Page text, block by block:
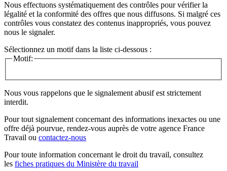
Nous effectuons systématiquement des contrôles pour vérifier la
légalité et la conformité des offres que nous diffusons. Si malgré ces
contrôles vous constatez des contenus inappropriés, vous pouvez
nous le signaler.
Sélectionnez un motif dans la liste ci-dessous :
Motif:
Nous vous rappelons que le signalement abusif est strictement
interdit.
Pour tout signalement concernant des informations inexactes ou une
offre déjà pourvue, rendez-vous auprès de votre agence France
Travail ou contactez-nous
Pour toute information concernant le droit du travail, consultez
les fiches pratiques du Ministère du travail